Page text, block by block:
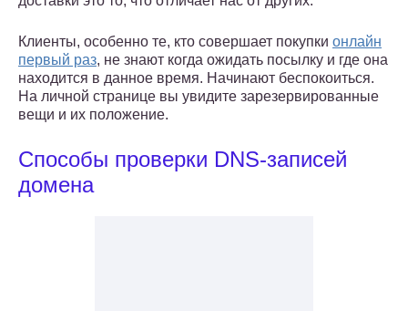
Клиенты, особенно те, кто совершает покупки онлайн
первый раз, не знают когда ожидать посылку и где она
находится в данное время. Начинают беспокоиться.
На личной странице вы увидите зарезервированные
вещи и их положение.
Способы проверки DNS-записей
домена